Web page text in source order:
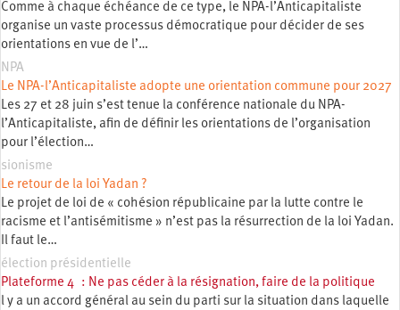
Comme à chaque échéance de ce type, le NPA-l’Anticapitaliste
organise un vaste processus démocratique pour décider de ses
orientations en vue de l’…
NPA
Le NPA-l’Anticapitaliste adopte une orientation commune pour 2027
Les 27 et 28 juin s’est tenue la conférence nationale du NPA-
l’Anticapitaliste, afin de définir les orientations de l’organisation
pour l’élection…
sionisme
Le retour de la loi Yadan ?
Le projet de loi de « cohésion républicaine par la lutte contre le
racisme et l’antisémitisme » n’est pas la résurrection de la loi Yadan.
Il faut le…
élection présidentielle
Plateforme 4 : Ne pas céder à la résignation, faire de la politique
l y a un accord général au sein du parti sur la situation dans laquelle